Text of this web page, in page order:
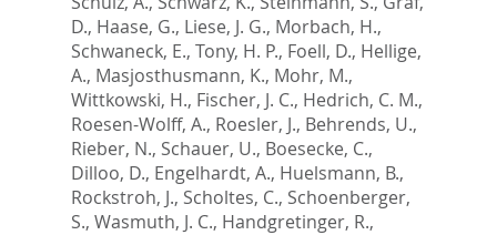
D., Haase, G., Liese, J. G., Morbach, H.,
Schwaneck, E., Tony, H. P., Foell, D., Hellige,
A., Masjosthusmann, K., Mohr, M.,
Wittkowski, H., Fischer, J. C., Hedrich, C. M.,
Roesen-Wolff, A., Roesler, J., Behrends, U.,
Rieber, N., Schauer, U., Boesecke, C.,
Dilloo, D., Engelhardt, A., Huelsmann, B.,
Rockstroh, J., Scholtes, C., Schoenberger,
S., Wasmuth, J. C., Handgretinger, R.,